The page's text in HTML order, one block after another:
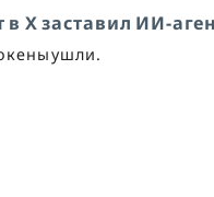
X заставил ИИ-
ушли.